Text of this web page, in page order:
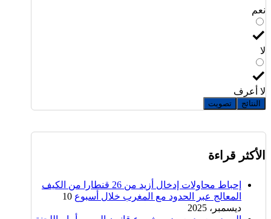
نعم
لا
لا أعرف
النتائج تصويت
الأكثر قراءة
إحباط محاولات إدخال أزيد من 26 قنطارا من الكيف
المعالج عبر الحدود مع المغرب خلال أسبوع 10
ديسمبر، 2025